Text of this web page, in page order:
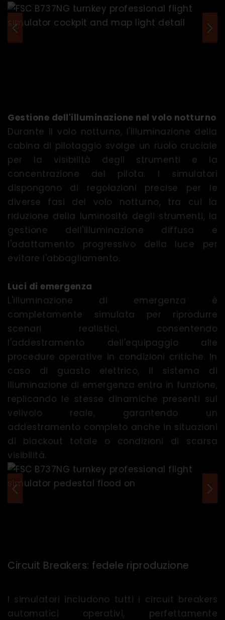
Gestione dell'illuminazione nel volo notturno
Durante il volo notturno, l'illuminazione della
cabina di pilotaggio svolge un ruolo cruciale
per la visibilità degli strumenti e la
concentrazione del pilota. I simulatori
dispongono di regolazioni precise per le
diverse fasi del volo notturno, tra cui la
riduzione della luminosità degli strumenti, la
gestione dell'illuminazione diffusa e
l'adattamento progressivo della luce per
evitare l'abbagliamento.
Luci di emergenza
L'illuminazione di emergenza è
completamente simulata per riprodurre
scenari realistici, consentendo
l'addestramento dell'equipaggio alle
procedure operative in condizioni critiche. In
caso di guasto elettrico, il sistema di
illuminazione di emergenza entra in funzione,
replicando le stesse dinamiche presenti sul
velivolo reale, garantendo un
addestramento completo anche in situazioni
di blackout totale o condizioni di scarsa
visibilità.
Circuit Breakers: fedele riproduzione
I simulatori includono tutti i circuit breakers
automatici operativi, perfettamente